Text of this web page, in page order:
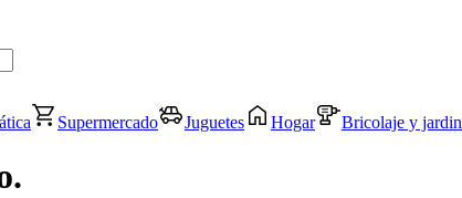
Supermercado Juguetes Hogar Bricolaje y jardin